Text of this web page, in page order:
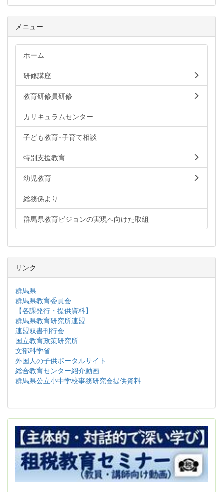
メニュー
ホーム
研修講座
教育研修員研修
カリキュラムセンター
子ども教育･子育て相談
特別支援教育
幼児教育
総務係より
群馬県教育ビジョンの実現へ向けた取組
リンク
群馬県
群馬県教育委員会
【各課発行・提供資料】
群馬県教育研究所連盟
連盟双書刊行会
国立教育政策研究所
文部科学省
外国人の子供ポータルサイト
総合教育センター紹介動画
群馬県公立小中学校事務研究会提供資料